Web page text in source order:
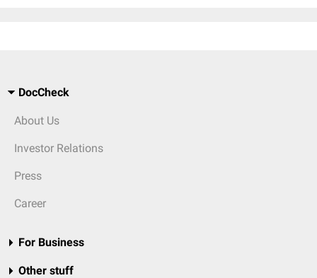
DocCheck
About Us
Investor Relations
Press
Career
For Business
Other stuff